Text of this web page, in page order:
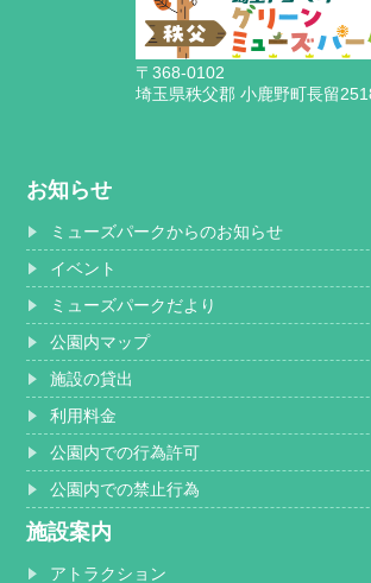
〒368-0102
埼玉県秩父郡 小鹿野町長留
お知らせ
ミューズパークからのお知らせ
イベント
ミューズパークだより
公園内マップ
施設の貸出
利用料金
公園内での行為許可
公園内での禁止行為
施設案内
アトラクション